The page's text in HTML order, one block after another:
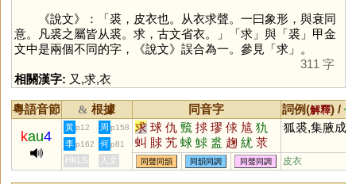
《說文》：「裘，皮衣也。从衣求聲。一曰象形，與衰同
意。凡裘之屬皆从裘。求，古文省衣。」「求」與「裘」甲金
文中是兩個不同的字，《說文》誤合為一。參見「求」。
311 字
相關漢字: 又,求,衣
粵語音節 & 根據 同音字 詞例(解釋) /
kau4
黃 p12 周 p158 求 球 仇 巰 捄 璆 俅 訄 犰
虯 賕 艽 蛷 鯄 盚 趜 紌 莍
殏 頄 釓 觓 鼽 銶 觩 絿 釚
毬 逑 梂 厹 朹
狐裘,集腋成
李 p162 何 p81
HKLS 人文 同聲同韻 同韻同調 同聲同調 皮衣